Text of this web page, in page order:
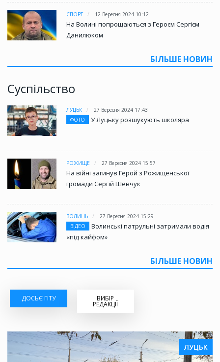
СПОРТ 12 Вересня 2024 10:12
На Волині попрощаються з Героєм Сергієм
Данилюком
БІЛЬШЕ НОВИН
Суспільство
ЛУЦЬК
27 Вересня 2024 17:43
ФОТО
У Луцьку розшукують школяра
РОЖИЩЕ 27 Вересня 2024 15:57
На війні загинув Герой з Рожищенської
громади Сергій Шевчук
ВОЛИНЬ
27 Вересня 2024 15:29
ВІДЕО
Волинські патрульні затримали водія
«під кайфом»
БІЛЬШЕ НОВИН
ДОСЬЄ ГІТУ ВИБІР
РЕДАКЦІЇ
ЛУЦЬК